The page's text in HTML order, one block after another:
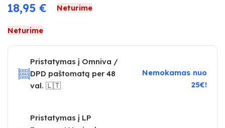
18,95 € Neturime
Neturime
Pristatymas į Omniva /
DPD paštomatą per 48
val. 🇱🇹
Nemokamas nuo
25€!
Pristatymas į LP